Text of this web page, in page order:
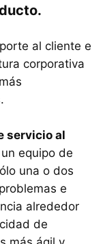
al cliente e
corporativa
servicio al
equipo de
una o dos
e
alrededor
de